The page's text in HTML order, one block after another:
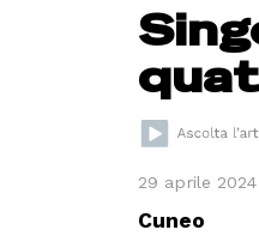
29 aprile 2024
Cuneo